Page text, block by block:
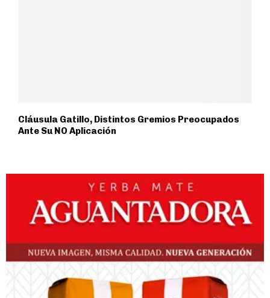
Cláusula Gatillo, Distintos Gremios Preocupados
Ante Su NO Aplicación